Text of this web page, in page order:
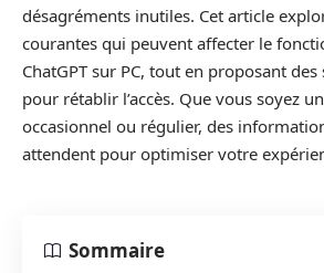
désagréments inutiles. Cet article
courantes qui peuvent affecter le
ChatGPT sur PC, tout en proposant
pour rétablir l’accès. Que vous soyez
occasionnel ou régulier, des
attendent pour optimiser votre
Sommaire